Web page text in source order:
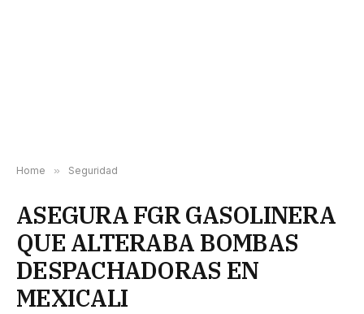
Home » Seguridad
ASEGURA FGR GASOLINERA
QUE ALTERABA BOMBAS
DESPACHADORAS EN
MEXICALI